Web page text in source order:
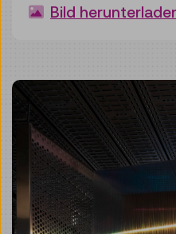
Bild